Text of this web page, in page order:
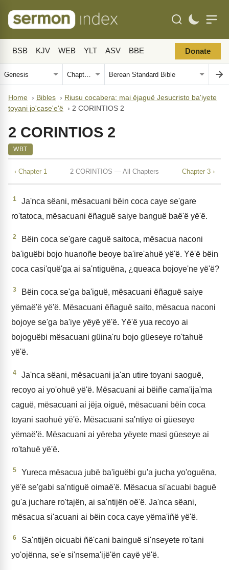
BSB KJV WEB YLT ASV BBE Donate
Home › Bibles › Riusu cocabera: mai ëjaguë Jesucristo ba'iyete
toyani jo'case'e'ë › 2 CORINTIOS 2
2 CORINTIOS 2
WBT
‹ Chapter 1 2 CORINTIOS — All Chapters Chapter 3 ›
1
Ja'nca sëani, mësacuani bëin coca caye se'gare
ro'tatoca, mësacuani ëñaguë saiye banguë baë'ë yë'ë.
2
Bëin coca se'gare caguë saitoca, mësacua naconi
ba'iguëbi bojo huanoñe beoye ba'ire'ahuë yë'ë. Yë'ë bëin
coca casi'quë'ga ai sa'ntiguëna, ¿queaca bojoye'ne yë'ë?
3
Bëin coca se'ga ba'iguë, mësacuani ëñaguë saiye
yëmaë'ë yë'ë. Mësacuani ëñaguë saito, mësacua naconi
bojoye se'ga ba'iye yëyë yë'ë. Yë'ë yua recoyo ai
bojoguëbi mësacuani güina'ru bojo güeseye ro'tahuë
yë'ë.
4
Ja'nca sëani, mësacuani ja'an utire toyani saoguë,
recoyo ai yo'ohuë yë'ë. Mësacuani ai bëiñe cama'ija'ma
caguë, mësacuani ai jëja oiguë, mësacuani bëin coca
toyani saohuë yë'ë. Mësacuani sa'ntiye oi güeseye
yëmaë'ë. Mësacuani ai yëreba yëyete masi güeseye ai
ro'tahuë yë'ë.
5
Yureca mësacua jubë ba'iguëbi gu'a jucha yo'oguëna,
yë'ë se'gabi sa'ntiguë oimaë'ë. Mësacua si'acuabi baguë
gu'a juchare ro'tajën, ai sa'ntijën oë'ë. Ja'nca sëani,
mësacua si'acuani ai bëin coca caye yëma'iñë yë'ë.
6
Sa'ntijën oicuabi ñë'cani bainguë si'nseyete ro'tani
yo'ojënna, se'e si'nsema'ijë'ën cayë yë'ë.